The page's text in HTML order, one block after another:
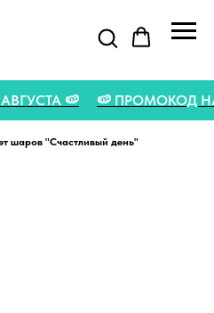
АВГУСТА 🍉 🍉 ПРОМОКОД
шаров "Счастливый день"